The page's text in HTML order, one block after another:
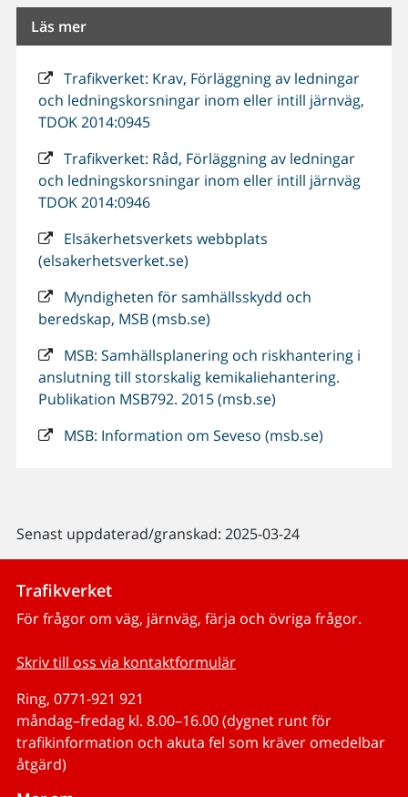
Läs mer
Trafikverket: Krav, Förläggning av ledningar
och ledningskorsningar inom eller intill järnväg,
TDOK 2014:0945
Trafikverket: Råd, Förläggning av ledningar
och ledningskorsningar inom eller intill järnväg
TDOK 2014:0946
Elsäkerhetsverkets webbplats
(elsakerhetsverket.se)
Myndigheten för samhällsskydd och
beredskap, MSB (msb.se)
MSB: Samhällsplanering och riskhantering i
anslutning till storskalig kemikaliehantering.
Publikation MSB792. 2015 (msb.se)
MSB: Information om Seveso (msb.se)
Senast uppdaterad/granskad: 2025-03-24
Trafikverket
För frågor om väg, järnväg, färja och övriga frågor.
Skriv till oss via kontaktformulär
Ring, 0771-921 921
måndag–fredag kl. 8.00–16.00 (dygnet runt för
trafikinformation och akuta fel som kräver omedelbar
åtgärd)